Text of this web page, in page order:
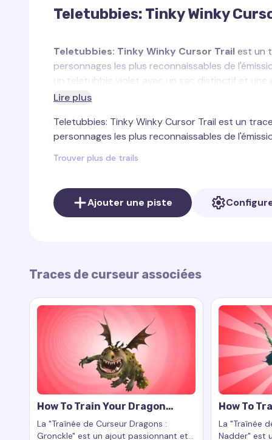
Teletubbies: Tinky Winky
Teletubbies: Tinky Winky Cursor Trailest un
personnages les plus reconnaissables de
un teletubbie violet avec un sac distinctif et
nature calme mais têtue et est le plus âgé
Ce traceur de curseur personnalisé, créé pour
interface. Le curseur représente Tinky Winky
curseur non seulement unique, mais aussi
Tinky Winky symbolise l'amitié et le soutien
ajouter une touche de gentillesse et de joie à
Ce curseur est idéal pour ceux qui aiment le
Lire plus
Teletubbies: Tinky Winky Cursor Trail est un
personnages les plus reconnaissables de
Trouver plus de trails
Ajouter une piste
Traces de curseur associées
How To Train Your Dragon
Gronckle Cursor Trail
La "Traînée de Curseur Dragons :
Gronckle" est un ajout passionnant et
How To
Nadder
La "Traînée
Nadder" est